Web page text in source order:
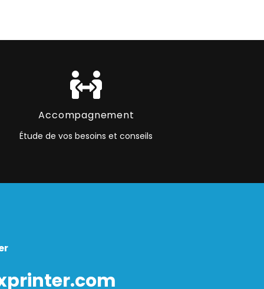
Accompagnement
Étude de vos besoins et conseils